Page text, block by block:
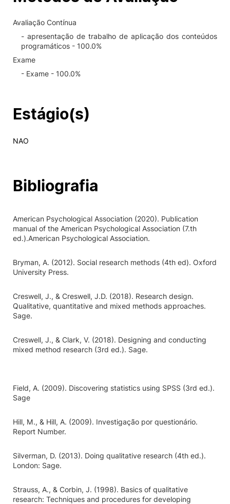
Avaliação Contínua
- apresentação de trabalho de aplicação dos conteúdos
programáticos - 100.0%
Exame
- Exame - 100.0%
Estágio(s)
NAO
Bibliografia
American Psychological Association (2020). Publication
manual of the American Psychological Association (7.th
ed.).American Psychological Association.
Bryman, A. (2012). Social research methods (4th ed). Oxford
University Press.
Creswell, J., & Creswell, J.D. (2018). Research design.
Qualitative, quantitative and mixed methods approaches.
Sage.
Creswell, J., & Clark, V. (2018). Designing and conducting
mixed method research (3rd ed.). Sage.
Field, A. (2009). Discovering statistics using SPSS (3rd ed.).
Sage
Hill, M., & Hill, A. (2009). Investigação por questionário.
Report Number.
Silverman, D. (2013). Doing qualitative research (4th ed.).
London: Sage.
Strauss, A., & Corbin, J. (1998). Basics of qualitative
research: Techniques and procedures for developing